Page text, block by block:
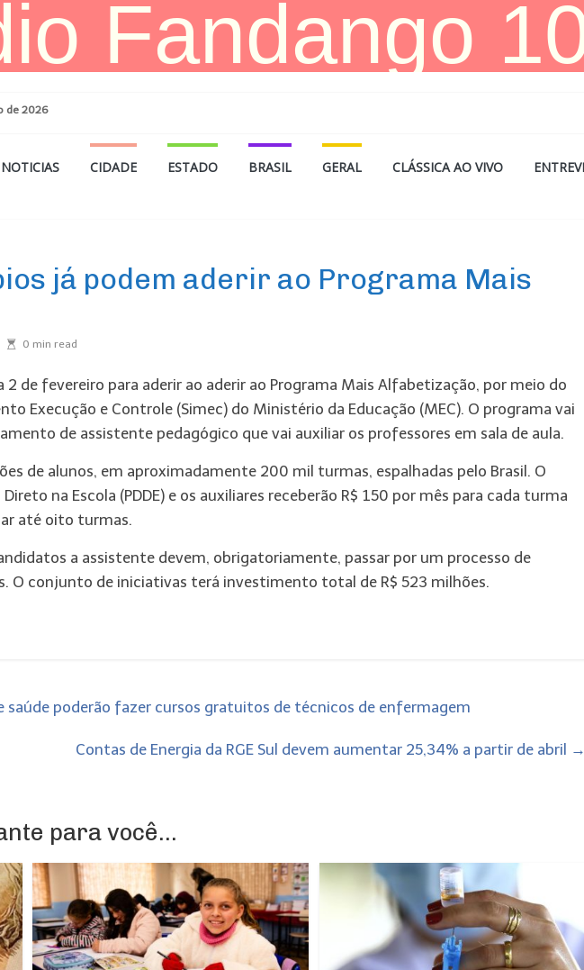
de 2026
CIDADE ESTADO BRASIL GERAL CLÁSSICA AO VIVO
já podem aderir ao Programa Mais
0 min read
de fevereiro para aderir ao aderir ao Programa Mais Alfabetização, por meio do
Execução e Controle (Simec) do Ministério da Educação (MEC). O programa vai
de assistente pedagógico que vai auxiliar os professores em sala de aula.
de alunos, em aproximadamente 200 mil turmas, espalhadas pelo Brasil. O
na Escola (PDDE) e os auxiliares receberão R$ 150 por mês para cada turma
até oito turmas.
a assistente devem, obrigatoriamente, passar por um processo de
O conjunto de iniciativas terá investimento total de R$ 523 milhões.
poderão fazer cursos gratuitos de técnicos de enfermagem
Contas de Energia da RGE Sul devem aumentar 25,34% a partir de abril →
para você...